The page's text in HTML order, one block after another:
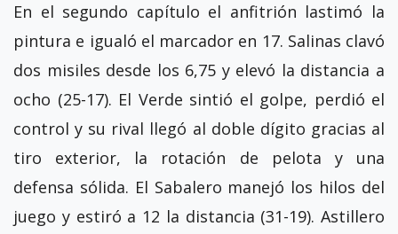
En el segundo capítulo el anfitrión lastimó la
pintura e igualó el marcador en 17. Salinas clavó
dos misiles desde los 6,75 y elevó la distancia a
ocho (25-17). El Verde sintió el golpe, perdió el
control y su rival llegó al doble dígito gracias al
tiro exterior, la rotación de pelota y una
defensa sólida. El Sabalero manejó los hilos del
juego y estiró a 12 la distancia (31-19). Astillero